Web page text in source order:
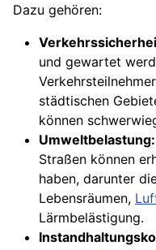
Dazu gehören:
und gewartet
städtischen
können
Umweltbelastung:
Straßen können
haben, darunter
Lebensräumen,
Lärmbelästigung.